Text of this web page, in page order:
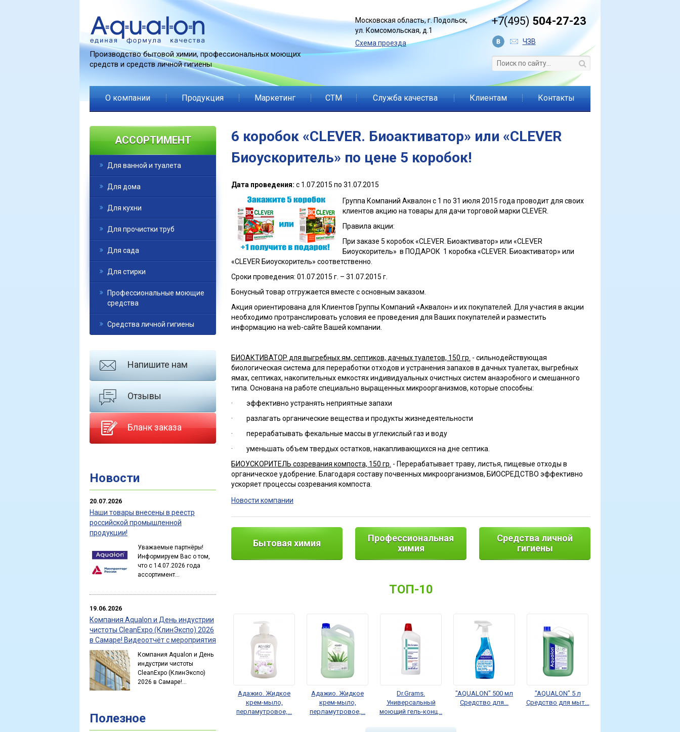
Производство бытовой химии, профессиональных моющих
средств и средств личной гигиены
Московская область, г. Подольск,
ул. Комсомольская, д.1
Схема проезда
+7(495) 504-27-23
ЧЗВ
О компании Продукция Маркетинг СТМ Служба качества Клиентам Контакты
6 коробок «CLEVER. Биоактиватор» или «CLEVER
Биоускоритель» по цене 5 коробок!
Дата проведения: с 1.07.2015 по 31.07.2015
Группа Компаний Аквалон с 1 по 31 июля 2015 года проводит для своих
клиентов акцию на товары для дачи торговой марки CLEVER.
Правила акции:
При заказе 5 коробок «CLEVER. Биоактиватор» или «CLEVER
Биоускоритель» в ПОДАРОК 1 коробка «CLEVER. Биоактиватор» или
«CLEVER Биоускоритель» соответственно.
Сроки проведения: 01.07.2015 г. – 31.07.2015 г.
Бонусный товар отгружается вместе с основным заказом.
Акция ориентирована для Клиентов Группы Компаний «Аквалон» и их покупателей. Для участия в акции
необходимо протранслировать условия ее проведения для Ваших покупателей и разместить
информацию на web-сайте Вашей компании.
БИОАКТИВАТОР для выгребных ям, септиков, дачных туалетов, 150 гр. - сильнодействующая
биологическая система для переработки отходов и устранения запахов в дачных туалетах, выгребных
ямах, септиках, накопительных емкостях индивидуальных очистных систем анаэробного и смешанного
типа. Основана на работе специально выращенных микроорганизмов, которые способны:
· эффективно устранять неприятные запахи
· разлагать органические вещества и продукты жизнедеятельности
· перерабатывать фекальные массы в углекислый газ и воду
· уменьшать объем твердых остатков, накапливающихся на дне септика.
БИОУСКОРИТЕЛЬ созревания компоста, 150 гр. - Перерабатывает траву, листья, пищевые отходы в
органическое удобрение. Благодаря составу почвенных микроорганизмов, БИОСРЕДСТВО эффективно
ускоряет процессы созревания компоста.
Новости компании
Бытовая химия
Профессиональная
химия
Средства личной
гигиены
ТОП-10
Адажио. Жидкое
крем-мыло,
перламутровое,...
Адажио. Жидкое
крем-мыло,
перламутровое,...
Dr.Grams.
Универсальный
моющий гель-конц...
"AQUALON" 500 мл
Средство для...
"AQUALON" 5 л
Средство для мыт...
АССОРТИМЕНТ
Для ванной и туалета
Для дома
Для кухни
Для прочистки труб
Для сада
Для стирки
Профессиональные моющие
средства
Средства личной гигиены
Напишите нам
Отзывы
Бланк заказа
Новости
20.07.2026
Наши товары внесены в реестр
российской промышленной
продукции!
Уважаемые партнёры!
Информируем Вас о том,
что с 14.07.2026 года
ассортимент...
19.06.2026
Компания Aqualon и День индустрии
чистоты CleanExpo (КлинЭкспо) 2026
в Самаре! Видеоотчёт с мероприятия
Компания Aqualon и День
индустрии чистоты
CleanExpo (КлинЭкспо)
2026 в Самаре!...
Полезное